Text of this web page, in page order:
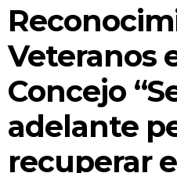
¿QUÉ ES?
AUTORIDADES
BLOQUES
COMISIONES
NOTICIAS
Veteranos
Concejo
adelante
recuperar